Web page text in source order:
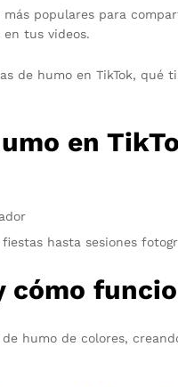
populares para
tus videos.
de humo en TikTok, qué
en
hasta sesiones
cómo
humo de colores,